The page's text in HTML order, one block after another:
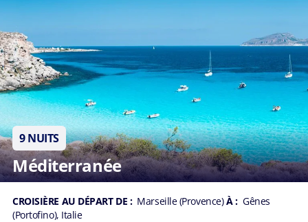
9 NUITS
Méditerranée
CROISIÈRE AU DÉPART DE : Marseille (Provence) À : Gênes
(Portofino), Italie